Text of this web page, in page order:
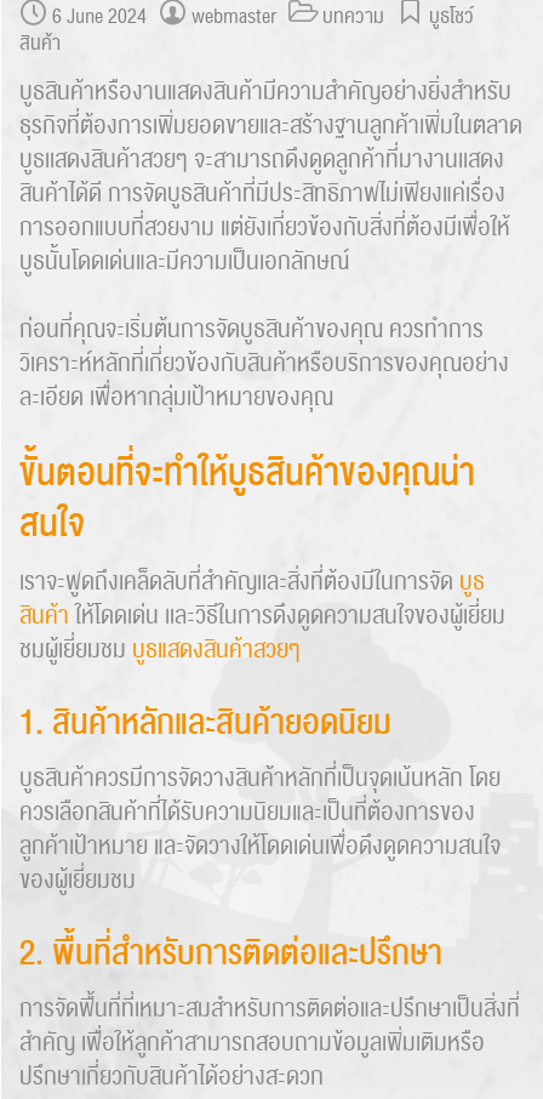
6 June 2024 webmaster บทความ
บูธโชว์
สินค้า
บูธสินค้าหรืองานแสดงสินค้ามีความสำคัญอย่างยิ่งสำหรับ
ธุรกิจที่ต้องการเพิ่มยอดขายและสร้างฐานลูกค้าเพิ่มในตลาด
บูธเเสดงสินค้าสวยๆ จะสามารถดึงดูดลูกค้าที่มางานเเสดง
สินค้าได้ดี การจัดบูธสินค้าที่มีประสิทธิภาพไม่เพียงแค่เรื่อง
การออกแบบที่สวยงาม แต่ยังเกี่ยวข้องกับสิ่งที่ต้องมีเพื่อให้
บูธนั้นโดดเด่นและมีความเป็นเอกลักษณ์
ก่อนที่คุณจะเริ่มต้นการจัดบูธสินค้าของคุณ ควรทำการ
วิเคราะห์หลักที่เกี่ยวข้องกับสินค้าหรือบริการของคุณอย่าง
ละเอียด เพื่อหากลุ่มเป้าหมายของคุณ
ขั้นตอนที่จะทำให้บูธสินค้าของคุณน่า
สนใจ
เราจะพูดถึงเคล็ดลับที่สำคัญเเละสิ่งที่ต้องมีในการจัด บูธ
สินค้าให้โดดเด่น เเละวิธีในการดึงดูดความสนใจของผู้เยี่ยม
ชมผู้เยี่ยมชม บูธแสดงสินค้าสวยๆ
1. สินค้าหลักและสินค้ายอดนิยม
บูธสินค้าควรมีการจัดวางสินค้าหลักที่เป็นจุดเน้นหลัก โดย
ควรเลือกสินค้าที่ได้รับความนิยมและเป็นที่ต้องการของ
ลูกค้าเป้าหมาย และจัดวางให้โดดเด่นเพื่อดึงดูดความสนใจ
ของผู้เยี่ยมชม
2. พื้นที่สำหรับการติดต่อและปรึกษา
การจัดพื้นที่ที่เหมาะสมสำหรับการติดต่อและปรึกษาเป็นสิ่งที่
สำคัญ เพื่อให้ลูกค้าสามารถสอบถามข้อมูลเพิ่มเติมหรือ
ปรึกษาเกี่ยวกับสินค้าได้อย่างสะดวก